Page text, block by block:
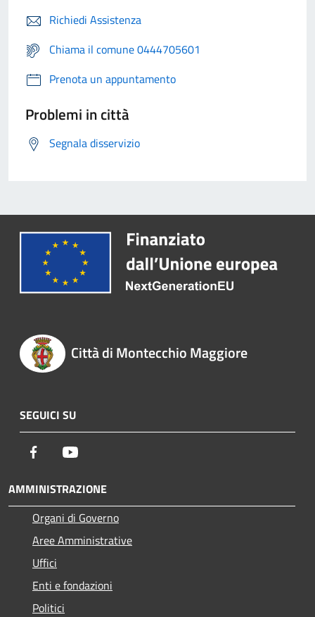
Richiedi Assistenza
Chiama il comune 0444705601
Prenota un appuntamento
Problemi in città
Segnala disservizio
Città di Montecchio Maggiore
SEGUICI SU
Facebook
AMMINISTRAZIONE
Organi di Governo
Aree Amministrative
Uffici
Enti e fondazioni
Politici